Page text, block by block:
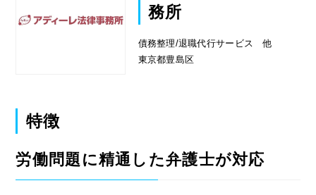
くしてもらえたので非常に助かりました。総
じて大変満足できたので良かったと思いま
務所
債務整理/退職代行サービス 他
東京都豊島区
特徴
労働問題に精通した弁護士が対応